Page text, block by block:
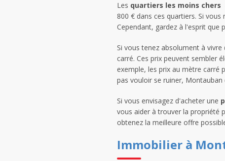
Les quartiers les moins chers
800 € dans ces quartiers. Si
Cependant, gardez à l'esprit que
Si vous tenez absolument à
carré. Ces prix peuvent sembler
exemple, les prix au mètre carré
pas vouloir se ruiner,
Si vous envisagez d'acheter une
vous aider à trouver la propriété
obtenez la meilleure offre
Immobilier à